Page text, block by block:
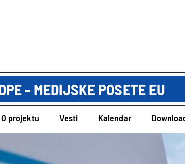
- MEDIJSKE POSETE EU
O projektu Vesti Kalendar